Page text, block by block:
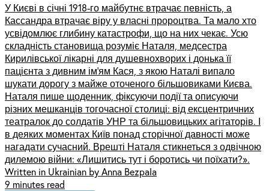
У Києві в січні 1918-го майбутнє втрачає певність, а
Кассандра втрачає віру у власні пророцтва. Та мало хто
усвідомлює глибину катастрофи, що на них чекає. Усю
складність становища розуміє Наталя, медсестра
Кирилівської лікарні для душевнохворих і донька її
пацієнта з дивним ім’ям Кася, з якою Наталі випало
шукати дорогу з майже оточеного більшовиками Києва.
Наталя пише щоденник, фіксуючи події та описуючи
різних мешканців тогочасної столиці: від ексцентричних
театралок до солдатів УНР та більшовицьких агітаторів. І
в деяких моментах Київ понад сторічної давності може
нагадати сучасний. Врешті Наталя стикнеться з одвічною
дилемою війни: «Лишитись тут і боротись чи поїхати?».
Written in Ukrainian by Anna Bezpala
9 minutes read